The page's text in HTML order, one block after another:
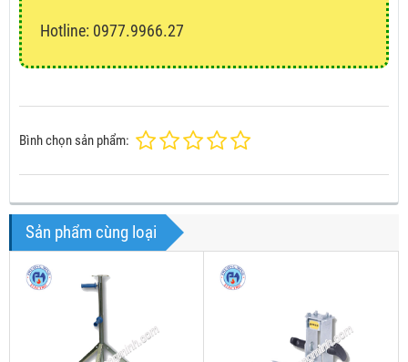
Hotline: 0977.9966.27
Bình chọn sản phẩm:
Sản phẩm cùng loại